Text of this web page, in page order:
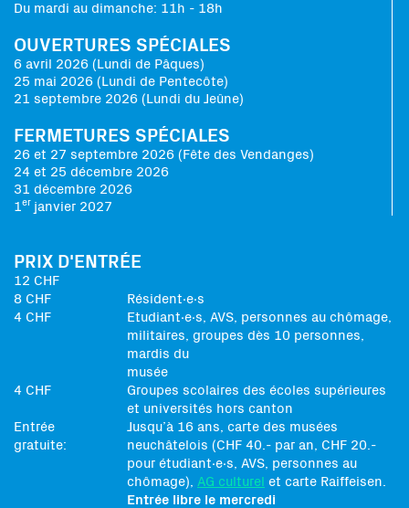
Du mardi au dimanche: 11h - 18h
OUVERTURES SPÉCIALES
6 avril 2026 (Lundi de Pâques)
25 mai 2026 (Lundi de Pentecôte)
21 septembre 2026 (Lundi du Jeûne)
FERMETURES SPÉCIALES
26 et 27 septembre 2026 (Fête des Vendanges)
24 et 25 décembre 2026
31 décembre 2026
1er janvier 2027
PRIX D'ENTRÉE
12 CHF
8 CHF
Résident∙e∙s
4 CHF
Etudiant∙e∙s, AVS, personnes au chômage,
militaires, groupes dès 10 personnes,
mardis du
musée
4 CHF
Groupes scolaires des écoles supérieures
et universités hors canton
Entrée
gratuite:
Jusqu’à 16 ans, carte des musées
neuchâtelois (CHF 40.- par an, CHF 20.-
pour étudiant∙e∙s, AVS, personnes au
chômage), AG culturel et carte Raiffeisen.
Entrée libre le mercredi